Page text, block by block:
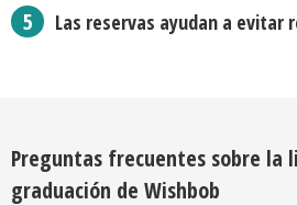
Las reservas ayudan a evitar
Preguntas frecuentes sobre la
graduación de Wishbob